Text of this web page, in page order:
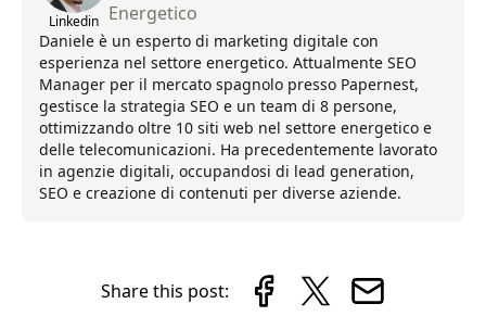
Linkedin Energetico
Daniele è un esperto di marketing digitale con
esperienza nel settore energetico. Attualmente SEO
Manager per il mercato spagnolo presso Papernest,
gestisce la strategia SEO e un team di 8 persone,
ottimizzando oltre 10 siti web nel settore energetico e
delle telecomunicazioni. Ha precedentemente lavorato
in agenzie digitali, occupandosi di lead generation,
SEO e creazione di contenuti per diverse aziende.
Share this post: